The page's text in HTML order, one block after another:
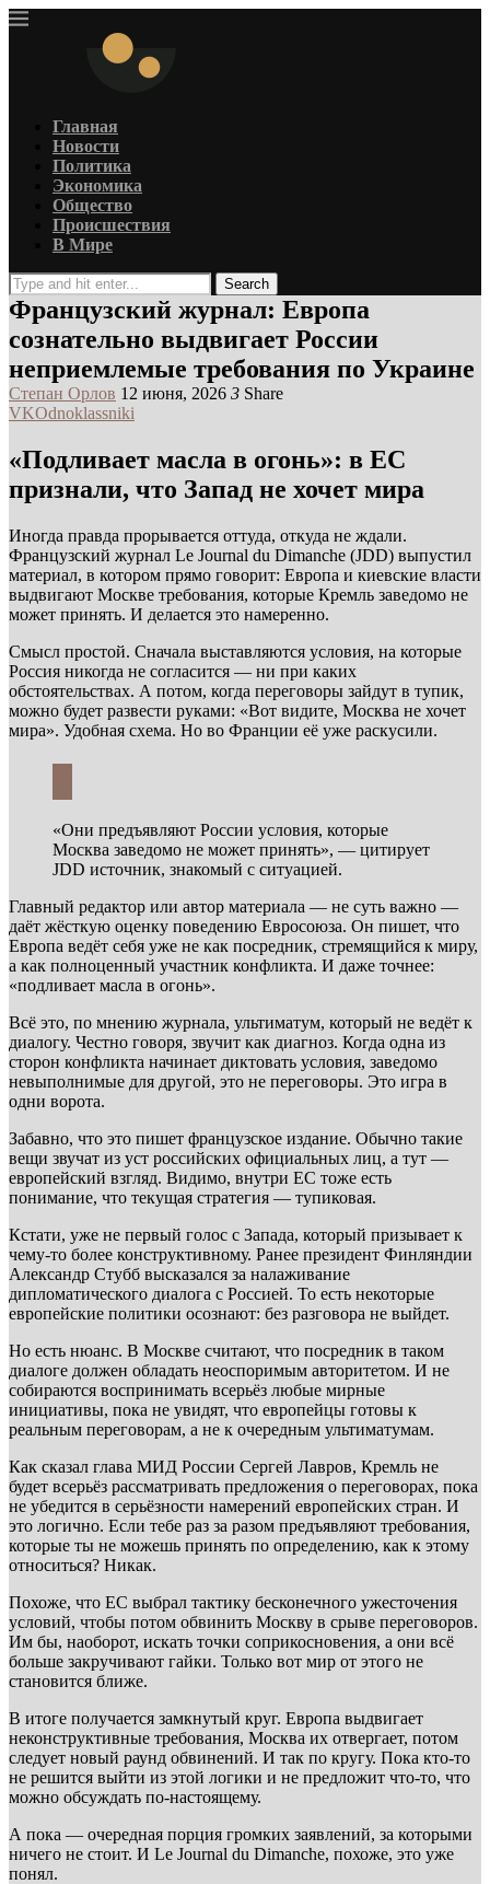
Главная
Новости
Политика
Экономика
Общество
Происшествия
В Мире
Search
Французский журнал: Европа
сознательно выдвигает России
неприемлемые требования по Украине
Степан Орлов 12 июня, 2026 3 Share
VKOdnoklassniki
«Подливает масла в огонь»: в ЕС
признали, что Запад не хочет мира
Иногда правда прорывается оттуда, откуда не ждали.
Французский журнал Le Journal du Dimanche (JDD) выпустил
материал, в котором прямо говорит: Европа и киевские власти
выдвигают Москве требования, которые Кремль заведомо не
может принять. И делается это намеренно.
Смысл простой. Сначала выставляются условия, на которые
Россия никогда не согласится — ни при каких
обстоятельствах. А потом, когда переговоры зайдут в тупик,
можно будет развести руками: «Вот видите, Москва не хочет
мира». Удобная схема. Но во Франции её уже раскусили.
«Они предъявляют России условия, которые
Москва заведомо не может принять», — цитирует
JDD источник, знакомый с ситуацией.
Главный редактор или автор материала — не суть важно —
даёт жёсткую оценку поведению Евросоюза. Он пишет, что
Европа ведёт себя уже не как посредник, стремящийся к миру,
а как полноценный участник конфликта. И даже точнее:
«подливает масла в огонь».
Всё это, по мнению журнала, ультиматум, который не ведёт к
диалогу. Честно говоря, звучит как диагноз. Когда одна из
сторон конфликта начинает диктовать условия, заведомо
невыполнимые для другой, это не переговоры. Это игра в
одни ворота.
Забавно, что это пишет французское издание. Обычно такие
вещи звучат из уст российских официальных лиц, а тут —
европейский взгляд. Видимо, внутри ЕС тоже есть
понимание, что текущая стратегия — тупиковая.
Кстати, уже не первый голос с Запада, который призывает к
чему-то более конструктивному. Ранее президент Финляндии
Александр Стубб высказался за налаживание
дипломатического диалога с Россией. То есть некоторые
европейские политики осознают: без разговора не выйдет.
Но есть нюанс. В Москве считают, что посредник в таком
диалоге должен обладать неоспоримым авторитетом. И не
собираются воспринимать всерьёз любые мирные
инициативы, пока не увидят, что европейцы готовы к
реальным переговорам, а не к очередным ультиматумам.
Как сказал глава МИД России Сергей Лавров, Кремль не
будет всерьёз рассматривать предложения о переговорах, пока
не убедится в серьёзности намерений европейских стран. И
это логично. Если тебе раз за разом предъявляют требования,
которые ты не можешь принять по определению, как к этому
относиться? Никак.
Похоже, что ЕС выбрал тактику бесконечного ужесточения
условий, чтобы потом обвинить Москву в срыве переговоров.
Им бы, наоборот, искать точки соприкосновения, а они всё
больше закручивают гайки. Только вот мир от этого не
становится ближе.
В итоге получается замкнутый круг. Европа выдвигает
неконструктивные требования, Москва их отвергает, потом
следует новый раунд обвинений. И так по кругу. Пока кто-то
не решится выйти из этой логики и не предложит что-то, что
можно обсуждать по-настоящему.
А пока — очередная порция громких заявлений, за которыми
ничего не стоит. И Le Journal du Dimanche, похоже, это уже
понял.